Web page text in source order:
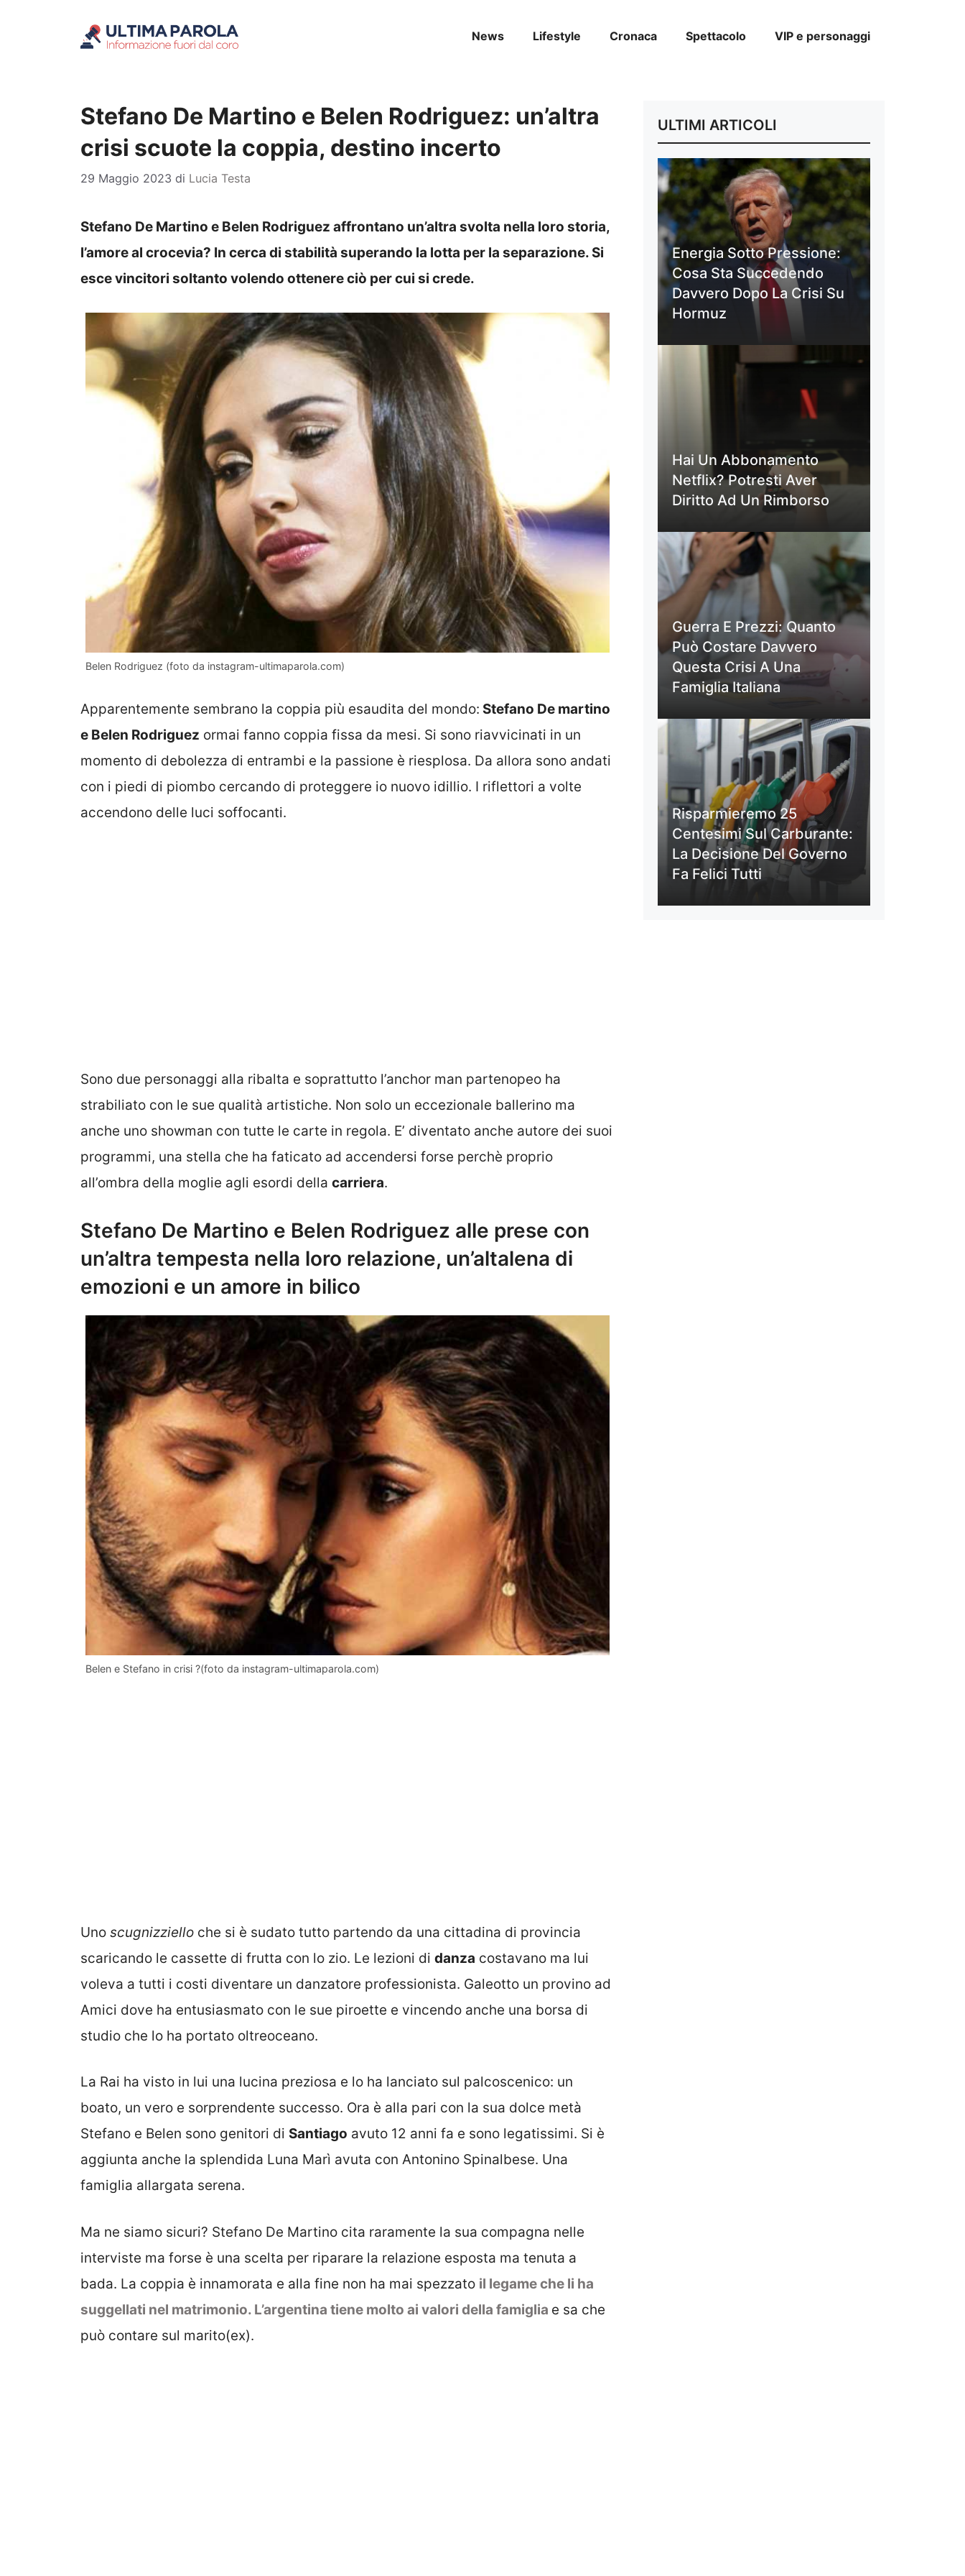
News Lifestyle Cronaca Spettacolo VIP e personaggi
Stefano De Martino e Belen Rodriguez: un’altra
crisi scuote la coppia, destino incerto
29 Maggio 2023 di Lucia Testa
Stefano De Martino e Belen Rodriguez affrontano un’altra svolta nella loro storia,
l’amore al crocevia? In cerca di stabilità superando la lotta per la separazione. Si
esce vincitori soltanto volendo ottenere ciò per cui si crede.
Belen Rodriguez (foto da instagram-ultimaparola.com)
Apparentemente sembrano la coppia più esaudita del mondo: Stefano De martino
e Belen Rodriguez ormai fanno coppia fissa da mesi. Si sono riavvicinati in un
momento di debolezza di entrambi e la passione è riesplosa. Da allora sono andati
con i piedi di piombo cercando di proteggere io nuovo idillio. I riflettori a volte
accendono delle luci soffocanti.
Sono due personaggi alla ribalta e soprattutto l’anchor man partenopeo ha
strabiliato con le sue qualità artistiche. Non solo un eccezionale ballerino ma
anche uno showman con tutte le carte in regola. E’ diventato anche autore dei suoi
programmi, una stella che ha faticato ad accendersi forse perchè proprio
all’ombra della moglie agli esordi della carriera.
Stefano De Martino e Belen Rodriguez alle prese con
un’altra tempesta nella loro relazione, un’altalena di
emozioni e un amore in bilico
Belen e Stefano in crisi ?(foto da instagram-ultimaparola.com)
Uno scugnizziello che si è sudato tutto partendo da una cittadina di provincia
scaricando le cassette di frutta con lo zio. Le lezioni di danza costavano ma lui
voleva a tutti i costi diventare un danzatore professionista. Galeotto un provino ad
Amici dove ha entusiasmato con le sue piroette e vincendo anche una borsa di
studio che lo ha portato oltreoceano.
La Rai ha visto in lui una lucina preziosa e lo ha lanciato sul palcoscenico: un
boato, un vero e sorprendente successo. Ora è alla pari con la sua dolce metà
Stefano e Belen sono genitori di Santiago avuto 12 anni fa e sono legatissimi. Si è
aggiunta anche la splendida Luna Marì avuta con Antonino Spinalbese. Una
famiglia allargata serena.
Ma ne siamo sicuri? Stefano De Martino cita raramente la sua compagna nelle
interviste ma forse è una scelta per riparare la relazione esposta ma tenuta a
bada. La coppia è innamorata e alla fine non ha mai spezzato il legame che li ha
suggellati nel matrimonio. L’argentina tiene molto ai valori della famiglia e sa che
può contare sul marito(ex).
ULTIMI ARTICOLI
Energia Sotto Pressione:
Cosa Sta Succedendo
Davvero Dopo La Crisi Su
Hormuz
Hai Un Abbonamento
Netflix? Potresti Aver
Diritto Ad Un Rimborso
Guerra E Prezzi: Quanto
Può Costare Davvero
Questa Crisi A Una
Famiglia Italiana
Risparmieremo 25
Centesimi Sul Carburante:
La Decisione Del Governo
Fa Felici Tutti